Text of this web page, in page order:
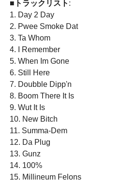
■トラックリスト :
1. Day 2 Day
2. Pwee Smoke Dat
3. Ta Whom
4. I Remember
5. When Im Gone
6. Still Here
7. Doubble Dipp'n
8. Boom There It Is
9. Wut It Is
10. New Bitch
11. Summa-Dem
12. Da Plug
13. Gunz
14. 100%
15. Millineum Felons